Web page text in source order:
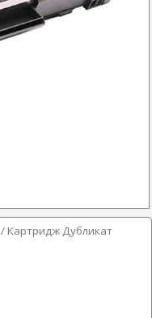
/ Картридж Дубликат